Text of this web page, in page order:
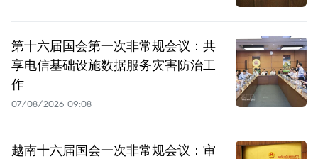
第十六届国会第一次非常规会议：共
享电信基础设施数据服务灾害防治工
作
07/08/2026 09:08
越南十六届国会一次非常规会议：审